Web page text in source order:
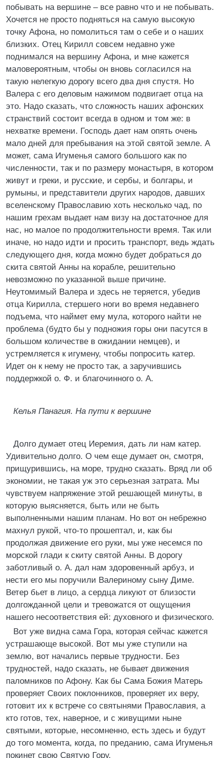
побывать на вершине – все равно что и не побывать.
Хочется не просто подняться на самую высокую
точку Афона, но помолиться там о себе и о наших
близких. Отец Кирилл совсем недавно уже
поднимался на вершину Афона, и мне кажется
маловероятным, чтобы он вновь согласился на
такую нелегкую дорогу всего два дня спустя. Но
Валера с его деловым нажимом подвигает отца на
это. Надо сказать, что сложность наших афонских
странствий состоит всегда в одном и том же: в
нехватке времени. Господь дает нам опять очень
мало дней для пребывания на этой святой земле. А
может, сама Игуменья самого большого как по
численности, так и по размеру монастыря, в котором
живут и греки, и русские, и сербы, и болгары, и
румыны, и представители других народов, давших
вселенскому Православию хоть несколько чад, по
нашим грехам выдает нам визу на достаточное для
нас, но малое по продолжительности время. Так или
иначе, но надо идти и просить транспорт, ведь ждать
следующего дня, когда можно будет добраться до
скита святой Анны на корабле, решительно
невозможно по указанной выше причине.
Неутомимый Валера и здесь не теряется, убедив
отца Кирилла, стершего ноги во время недавнего
подъема, что наймет ему мула, которого найти не
проблема (будто бы у подножия горы они пасутся в
большом количестве в ожидании немцев), и
устремляется к игумену, чтобы попросить катер.
Идет он к нему не просто так, а заручившись
поддержкой о. Ф. и благочинного о. А.
Келья Панагия. На пути к вершине
Долго думает отец Иеремия, дать ли нам катер.
Удивительно долго. О чем еще думает он, смотря,
прищурившись, на море, трудно сказать. Вряд ли об
экономии, не такая уж это серьезная затрата. Мы
чувствуем напряжение этой решающей минуты, в
которую выясняется, быть или не быть
выполненными нашим планам. Но вот он небрежно
махнул рукой, что-то прошептал, и, как бы
продолжая движение его руки, мы уже несемся по
морской глади к скиту святой Анны. В дорогу
заботливый о. А. дал нам здоровенный арбуз, и
нести его мы поручили Валериному сыну Диме.
Ветер бьет в лицо, а сердца ликуют от близости
долгожданной цели и тревожатся от ощущения
нашего несоответствия ей: духовного и физического.
Вот уже видна сама Гора, которая сейчас кажется
устрашающе высокой. Вот мы уже ступили на
землю, вот начались первые трудности. Без
трудностей, надо сказать, не бывает движения
паломников по Афону. Как бы Сама Божия Матерь
проверяет Своих поклонников, проверяет их веру,
готовит их к встрече со святынями Православия, а
кто готов, тех, наверное, и с живущими ныне
святыми, которые, несомненно, есть здесь и будут
до того момента, когда, по преданию, сама Игуменья
покинет свою Святую Гору.